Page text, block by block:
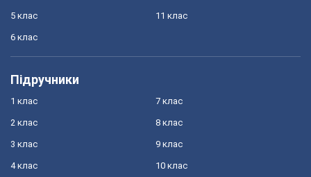
5 клас
6 клас
11 клас
Підручники
1 клас
2 клас
3 клас
4 клас
7 клас
8 клас
9 клас
10 клас